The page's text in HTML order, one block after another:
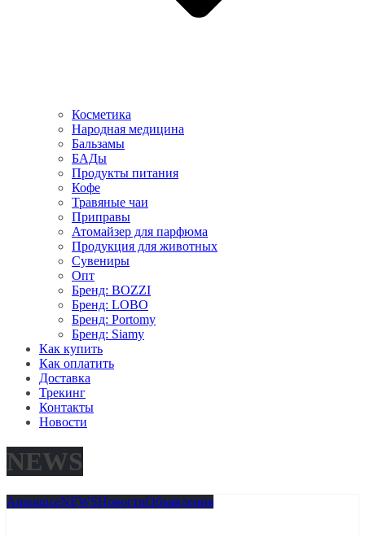
Косметика
Народная медицина
Бальзамы
БАДы
Продукты питания
Кофе
Травяные чаи
Приправы
Атомайзер для парфюма
Продукция для животных
Сувениры
Опт
Бренд: BOZZI
Бренд: LOBO
Бренд: Portomy
Бренд: Siamy
Как купить
Как оплатить
Доставка
Трекинг
Контакты
Новости
NEWS
AnnounceNEWSНовостиОбъявления